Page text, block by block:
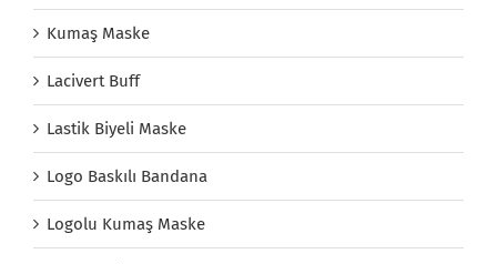
Kumaş Maske
Lacivert Buff
Lastik Biyeli Maske
Logo Baskılı Bandana
Logolu Kumaş Maske